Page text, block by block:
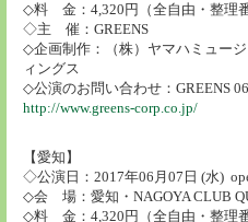
◇料 金：4,320円（全自由・整理
◇主 催：GREENS
◇企画制作：（株）ヤマハミュー
ィングス
◇公演のお問い合わせ：GREENS
http://www.greens-corp.co.jp/
【愛知】
◇公演日：2017年06月07日 (水)
◇会 場：愛知・NAGOYA CLUB
◇料 金：4,320円（全自由・整理